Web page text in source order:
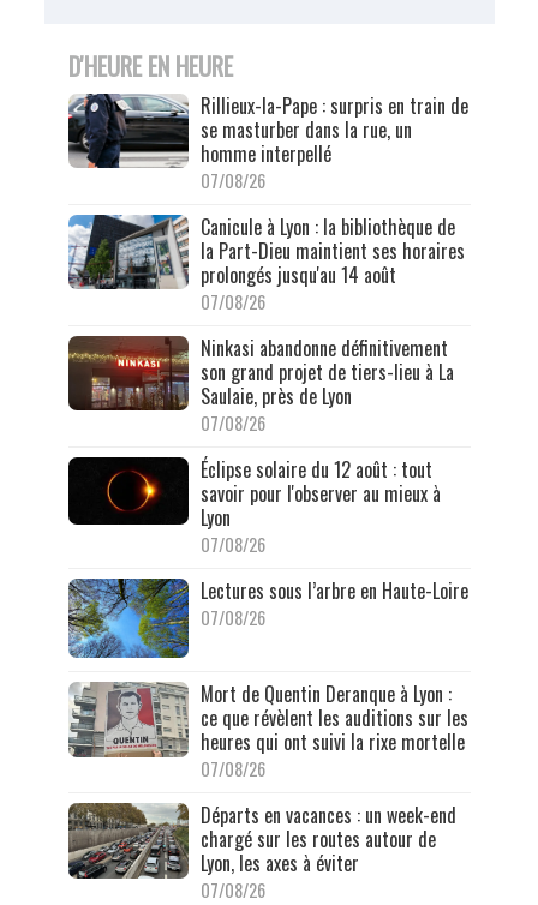
D'HEURE EN HEURE
Rillieux-la-Pape : surpris en train de
se masturber dans la rue, un
homme interpellé
07/08/26
Canicule à Lyon : la bibliothèque de
la Part-Dieu maintient ses horaires
prolongés jusqu'au 14 août
07/08/26
Ninkasi abandonne définitivement
son grand projet de tiers-lieu à La
Saulaie, près de Lyon
07/08/26
Éclipse solaire du 12 août : tout
savoir pour l'observer au mieux à
Lyon
07/08/26
Lectures sous l’arbre en Haute-Loire
07/08/26
Mort de Quentin Deranque à Lyon :
ce que révèlent les auditions sur les
heures qui ont suivi la rixe mortelle
07/08/26
Départs en vacances : un week-end
chargé sur les routes autour de
Lyon, les axes à éviter
07/08/26